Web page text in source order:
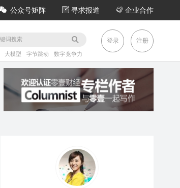
公众号矩阵 寻求报道 企业合作
大模型 字节跳动 数字竞争力
登录 注册